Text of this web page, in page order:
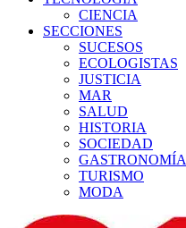
CIENCIA
SECCIONES
SUCESOS
ECOLOGISTAS
JUSTICIA
MAR
SALUD
HISTORIA
SOCIEDAD
GASTRONOMÍA
TURISMO
MODA